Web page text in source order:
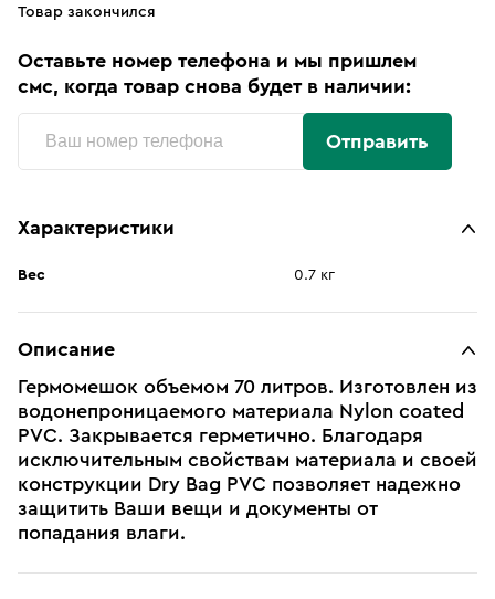
Товар закончился
Оставьте номер телефона и мы пришлем
смс, когда товар снова будет в наличии:
Отправить
Характеристики
Вес 0.7 кг
Описание
Гермомешок объемом 70 литров. Изготовлен из
водонепроницаемого материала Nylon coated
PVC. Закрывается герметично. Благодаря
исключительным свойствам материала и своей
конструкции Dry Bag PVC позволяет надежно
защитить Ваши вещи и документы от
попадания влаги.